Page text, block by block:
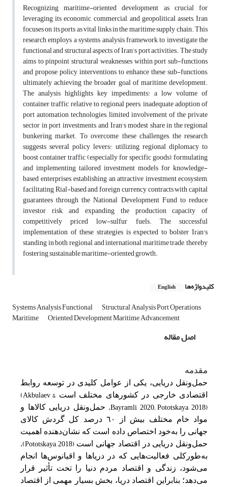
Recognizing maritime-oriented development as crucial for
leveraging its economic, commercial, and geopolitical assets, Iran
focuses on its ports as vital links in the maritime supply chain. This
research employs a systems analysis framework to investigate the
functional and structural aspects of Iran's port activities. The study
aims to pinpoint structural weaknesses within port sub-functions
and propose policy interventions to enhance these sub-functions,
ultimately achieving the broader goal of maritime development.
The analysis highlights key impediments: a low volume of
container traffic relative to regional peers, inadequate adoption of
port automation technologies, limited involvement of the private
sector in port investments, and Iran's modest share in the regional
bunkering market. To overcome these challenges, the research
suggests several policy levers: utilizing regional diplomacy to
boost container traffic (especially for specific goods), formulating
and implementing tailored investment models for knowledge-
based enterprises, establishing an attractive investment ecosystem,
facilitating Rial-based and foreign currency contracts with capital
guarantees through the National Development Fund to reduce
investor risk, and expanding the production capacity of
competitively priced low-sulfur fuels. The successful
implementation of these strategies is expected to bolster Iran's
standing in both regional and international maritime trade, thereby
fostering sustainable maritime-oriented growth.
کلیدواژه‌ها English
Systems Analysis Functional Structural Analysis Port Operations
Maritime Oriented Development Maritime Advancement
اصل مقاله
مقدمه
حمل‌‌ونقل‌ دریایی‌، یکی‌ از عوامل‌ کلیدی در توسعه‌ روابط‌
اقتصادی خارجی‌ در کشورهای مختلف‌ است (Akbulaev &
Bayramli, 2020; Pototskaya, 2018)‌. حمل‌‌ونقل‌ دریایی‌ کالاها و
مواد خام مختلف‌ بیش‌ از ٦٠ درصد کل‌ گردش کالای
جهانی‌ را به‌‌خود اختصاص داده است‌ که‌ نشان‌دهنده اهمیت‌
حمل‌‌ونقل‌ دریایی‌ در اقتصاد جهانی‌ است(Pototskaya, 2018)
‌.
به‌طور‌کلی‌ فعالیت‌هایی‌ که‌ در دریاها و اقیانوس‌ها انجام
می‌شود، زندگی‌ و اقتصاد مردم دنیا را تحت‌ تأثیر قرار
می‌دهد؛ بنابراین‌ اقتصاد دریا، بخش‌ بسیار مهمی‌ از اقتصاد